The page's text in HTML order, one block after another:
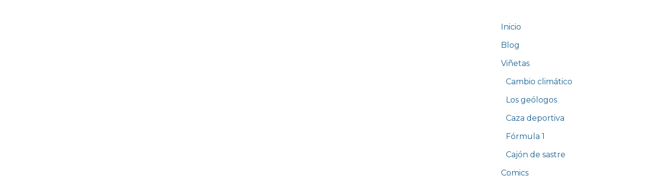
Inicio
Blog
Viñetas
Cambio climático
Los geólogos
Caza deportiva
Fórmula 1
Cajón de sastre
Comics